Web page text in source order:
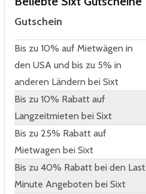
Gutschein
Bis zu 10% auf Mietwägen in
den USA und bis zu 5% in
anderen Ländern bei Sixt
Bis zu 10% Rabatt auf
Langzeitmieten bei Sixt
Bis zu 25% Rabatt auf
Mietwagen bei Sixt
Bis zu 40% Rabatt bei den Last
Minute Angeboten bei Sixt